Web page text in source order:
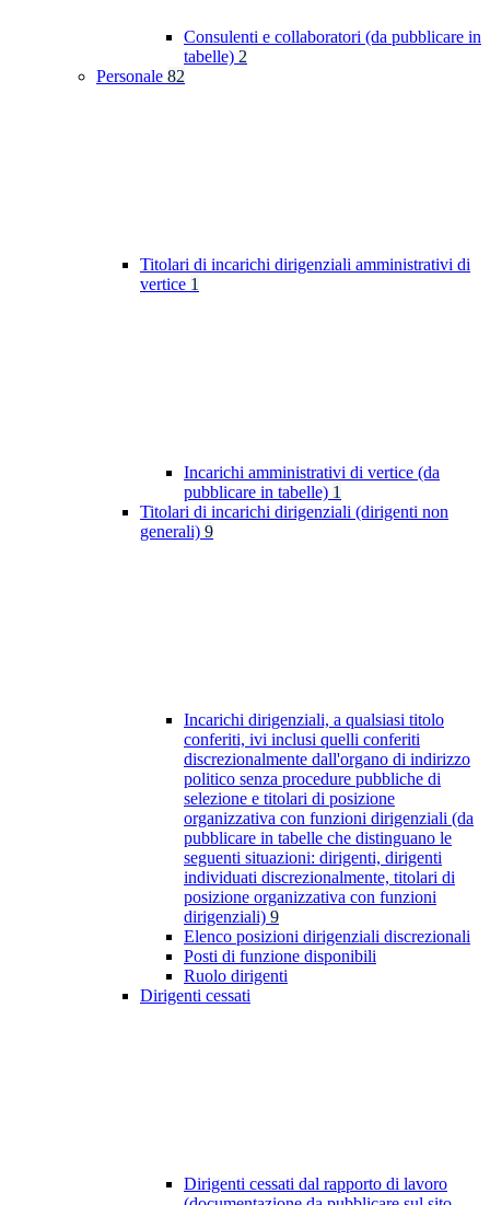
Consulenti e collaboratori (da pubblicare in
tabelle) 2
Personale 82
Titolari di incarichi dirigenziali amministrativi di
vertice 1
Incarichi amministrativi di vertice (da
pubblicare in tabelle) 1
Titolari di incarichi dirigenziali (dirigenti non
generali) 9
Incarichi dirigenziali, a qualsiasi titolo
conferiti, ivi inclusi quelli conferiti
discrezionalmente dall'organo di indirizzo
politico senza procedure pubbliche di
selezione e titolari di posizione
organizzativa con funzioni dirigenziali (da
pubblicare in tabelle che distinguano le
seguenti situazioni: dirigenti, dirigenti
individuati discrezionalmente, titolari di
posizione organizzativa con funzioni
dirigenziali) 9
Elenco posizioni dirigenziali discrezionali
Posti di funzione disponibili
Ruolo dirigenti
Dirigenti cessati
Dirigenti cessati dal rapporto di lavoro